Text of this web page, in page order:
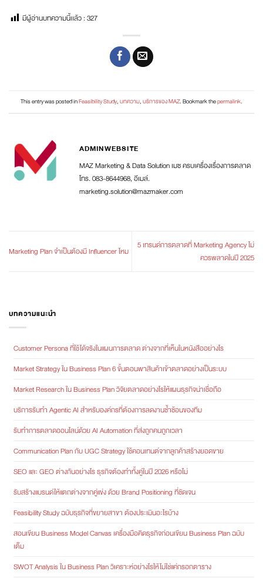
มีผู้อ่านบทความนี้เเล้ว :327
This entry was posted inFeasibility Study,บทความ,บริการของ MAZ. Bookmark thepermalink.
ADMINWEBSITE
MAZ Marketing & Data Solution เมซ ครบเครื่องเรื่องการตลาด
โทร. 083-8644968, อีเมล์.
marketing.solution@mazmaker.com
Marketing Plan จำเป็นต้องมี Influencer ไหม
5 เทรนด์การตลาดที่ Marketing Agency ไม่
ควรพลาดในปี 2025
บทความแนะนำ
Customer Persona ที่ใช้ได้จริงในแผนการตลาด ต่างจากที่เห็นในหนังสืออย่างไร
Market Strategy ใน Business Plan 6 ขั้นตอนพาสินค้าเข้าตลาดอย่างเป็นระบบ
Market Research ใน Business Plan วิจัยตลาดอย่างไรให้แผนธุรกิจน่าเชื่อถือ
บริการรับทำ Agentic AI สำหรับองค์กรที่ต้องการลดงานซ้ำซ้อนของทีม
รับทำการตลาดออนไลน์ด้วย AI Automation ที่ส่งถูกคนถูกเวลา
Communication Plan กับ UGC Strategy ใช้คอนเทนต์จากลูกค้าสร้างยอดขาย
SEO และ GEO ต่างกันอย่างไร ธุรกิจต้องทำทั้งคู่ในปี 2026 หรือไม่
รับสร้างแบรนด์ให้แตกต่างจากคู่แข่ง ด้วย Brand Positioning ที่ชัดเจน
Feasibility Study ฉบับธุรกิจที่ขยายสาขา ต้องประเมินอะไรบ้าง
สอนเขียน Business Model Canvas เครื่องมือคิดธุรกิจก่อนเขียน Business Plan ฉบับ
เต็ม
SWOT Analysis ใน Business Plan วิเคราะห์อย่างไรให้ไม่ใช่แค่กรอกตาราง